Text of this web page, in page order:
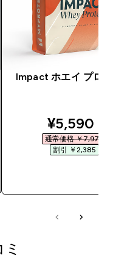
Impact ホエイ プロ
¥5,590‎
通常価格 ￥7,975‎
割引 ￥2,385‎